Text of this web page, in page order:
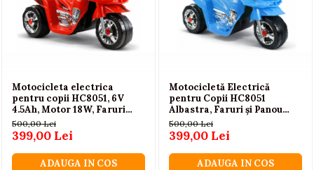
Motocicleta electrica
pentru copii HC8051, 6V
4.5Ah, Motor 18W, Faruri
LED, depozitare, 3 roti,
rosie, 3+ ani
500,00 Lei
399,00 Lei
ADAUGA IN COS
Motocicletă Electrică
pentru Copii HC8051
Albastra, Faruri și Panou
Muzical, 3 ani +
500,00 Lei
399,00 Lei
ADAUGA IN COS